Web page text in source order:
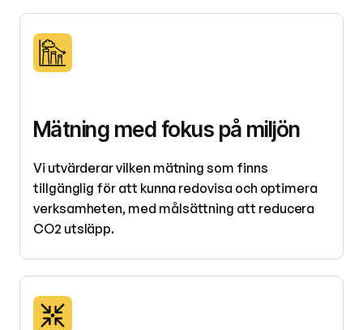
Mätning med fokus på miljön
Vi utvärderar vilken mätning som finns
tillgänglig för att kunna redovisa och optimera
verksamheten, med målsättning att reducera
CO2 utsläpp.